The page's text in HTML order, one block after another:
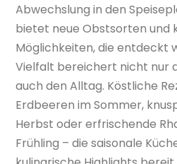
Abwechslung in den
bietet neue Obstsorten und
Möglichkeiten, die entdeckt
Vielfalt bereichert nicht nur
auch den Alltag. Köstliche
Erdbeeren im Sommer,
Herbst oder erfrischende
Frühling – die saisonale